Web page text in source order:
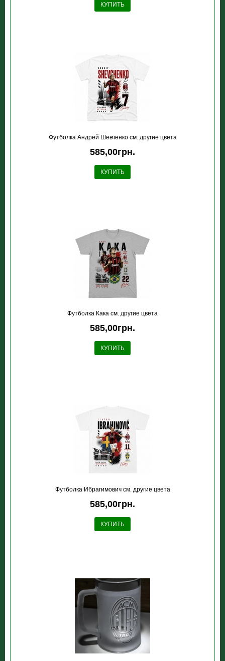
КУПИТЬ
Футболка Андрей Шевченко см. другие цвета
585,00грн.
КУПИТЬ
Футболка Кака см. другие цвета
585,00грн.
КУПИТЬ
Футболка Ибрагимович см. другие цвета
585,00грн.
КУПИТЬ